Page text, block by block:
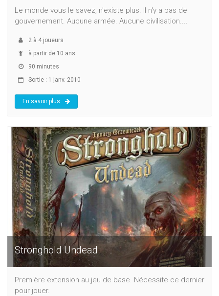
Le monde vous le savez, n'existe plus. Il n'y a pas de
gouvernement. Aucune armée. Aucune civilisation....
2 à 4 joueurs
à partir de 10 ans
90 minutes
Sortie : 1 janv. 2010
En savoir plus
Stronghold Undead
Première extension au jeu de base. Nécessite ce dernier
pour jouer.